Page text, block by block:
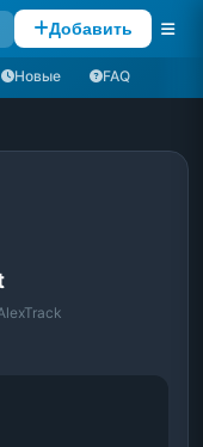
Добавить
Новые FAQ